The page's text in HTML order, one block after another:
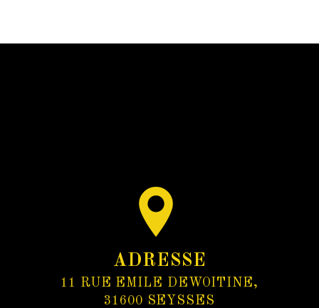
ADRESSE
11 RUE EMILE DEWOITINE,
31600 SEYSSES